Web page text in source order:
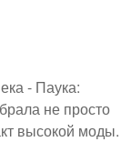
- Паука:
не просто
высокой моды.